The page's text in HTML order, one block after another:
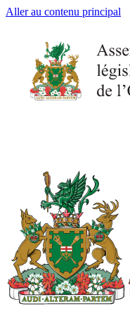
Aller au contenu principal